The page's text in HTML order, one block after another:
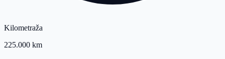
Kilometraža
225.000 km